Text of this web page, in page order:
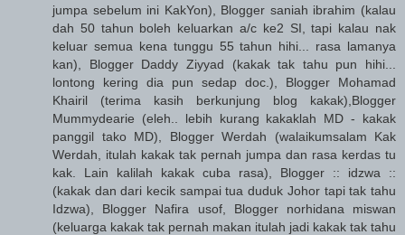
jumpa sebelum ini KakYon), Blogger saniah ibrahim (kalau
dah 50 tahun boleh keluarkan a/c ke2 SI, tapi kalau nak
keluar semua kena tunggu 55 tahun hihi... rasa lamanya
kan), Blogger Daddy Ziyyad (kakak tak tahu pun hihi...
lontong kering dia pun sedap doc.), Blogger Mohamad
Khairil (terima kasih berkunjung blog kakak),Blogger
Mummydearie (eleh.. lebih kurang kakaklah MD - kakak
panggil tako MD), Blogger Werdah (walaikumsalam Kak
Werdah, itulah kakak tak pernah jumpa dan rasa kerdas tu
kak. Lain kalilah kakak cuba rasa), Blogger :: idzwa ::
(kakak dan dari kecik sampai tua duduk Johor tapi tak tahu
Idzwa), Blogger Nafira usof, Blogger norhidana miswan
(keluarga kakak tak pernah makan itulah jadi kakak tak tahu